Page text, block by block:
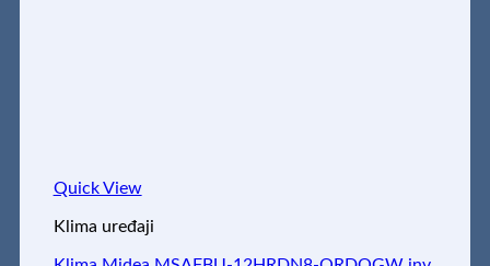
Quick View
Klima uređaji